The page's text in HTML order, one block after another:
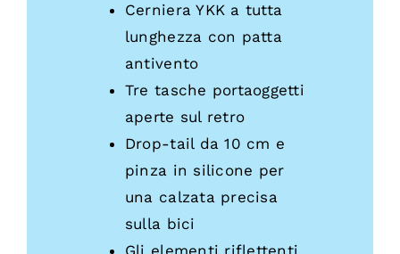
Cerniera YKK a tutta
lunghezza con patta
antivento
Tre tasche portaoggetti
aperte sul retro
Drop-tail da 10 cm e
pinza in silicone per
una calzata precisa
sulla bici